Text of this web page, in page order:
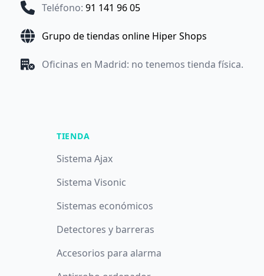
Teléfono: 91 141 96 05
Grupo de tiendas online Hiper Shops
Oficinas en Madrid: no tenemos tienda física.
TIENDA
Sistema Ajax
Sistema Visonic
Sistemas económicos
Detectores y barreras
Accesorios para alarma